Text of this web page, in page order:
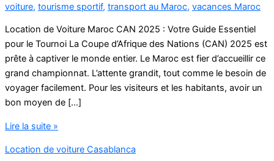
voiture, tourisme sportif, transport au Maroc, vacances Maroc
Location de Voiture Maroc CAN 2025 : Votre Guide Essentiel
pour le Tournoi La Coupe d’Afrique des Nations (CAN) 2025 est
prête à captiver le monde entier. Le Maroc est fier d’accueillir ce
grand championnat. L’attente grandit, tout comme le besoin de
voyager facilement. Pour les visiteurs et les habitants, avoir un
bon moyen de […]
Location
Voiture
Lire la suite »
Location de voiture Casablanca